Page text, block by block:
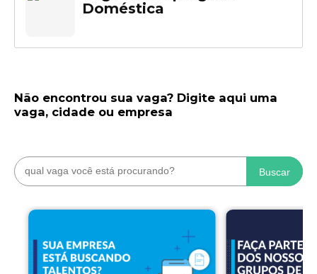
Doméstica
Não encontrou sua vaga? Digite aqui uma
vaga, cidade ou empresa
Buscar